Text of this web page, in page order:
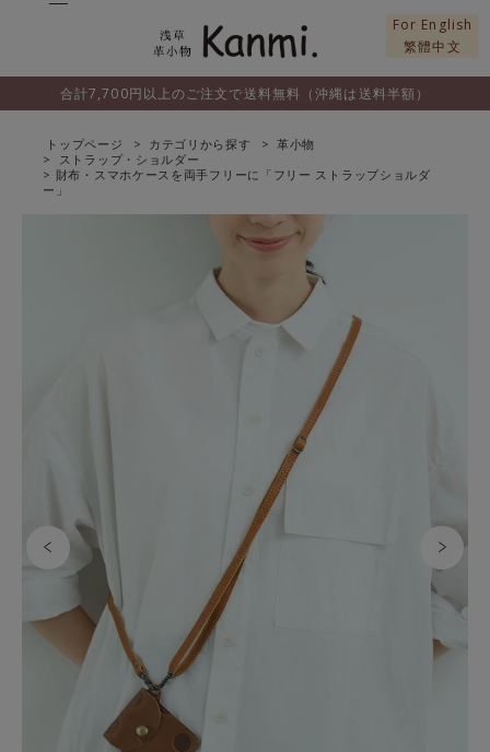
For English
繁體中文
合計7,700円以上のご注文で送料無料（沖縄は送料半額）
トップページ カテゴリから探す
革小物
ストラップ・ショルダー
財布・スマホケースを両手フリーに「フリー ストラップショルダ
ー」